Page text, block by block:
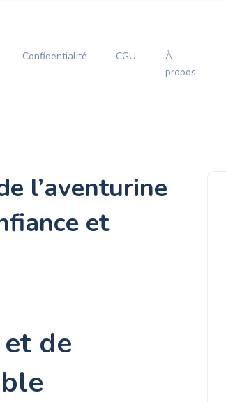
Confidentialité CGU
À
propos
l’aventurine
et
de